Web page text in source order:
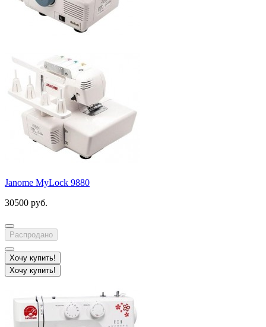
Janome MyLock 9880
30500 руб.
Распродано
Хочу купить!
Хочу купить!